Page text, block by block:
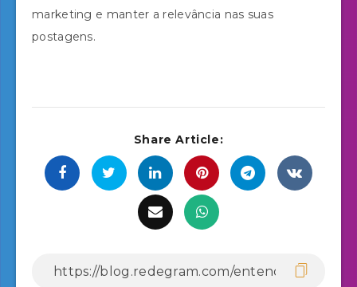
marketing e manter a relevância nas suas
postagens.
Share Article: